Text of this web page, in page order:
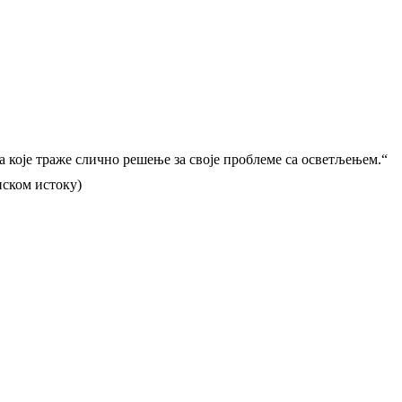
траже слично решење за своје проблеме са осветљењем.“
истоку)